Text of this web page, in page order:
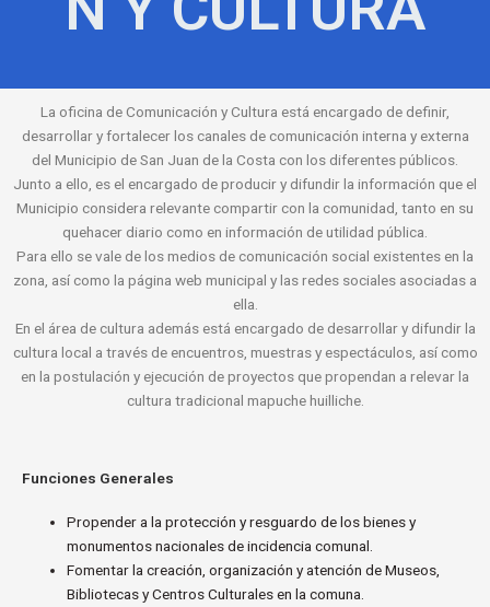
La oficina de Comunicación y Cultura está encargado de definir,
desarrollar y fortalecer los canales de comunicación interna y externa
del Municipio de San Juan de la Costa con los diferentes públicos.
Junto a ello, es el encargado de producir y difundir la información que el
Municipio considera relevante compartir con la comunidad, tanto en su
quehacer diario como en información de utilidad pública.
Para ello se vale de los medios de comunicación social existentes en la
zona, así como la página web municipal y las redes sociales asociadas a
ella.
En el área de cultura además está encargado de desarrollar y difundir la
cultura local a través de encuentros, muestras y espectáculos, así como
en la postulación y ejecución de proyectos que propendan a relevar la
cultura tradicional mapuche huilliche.
Funciones Generales
Propender a la protección y resguardo de los bienes y
monumentos nacionales de incidencia comunal.
Fomentar la creación, organización y atención de Museos,
Bibliotecas y Centros Culturales en la comuna.